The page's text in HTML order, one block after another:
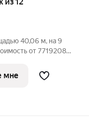
40,06 м, на 9
7719208
по концепции
мне